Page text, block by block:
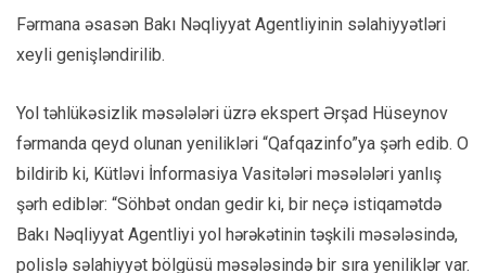
Fərmana əsasən Bakı Nəqliyyat Agentliyinin səlahiyyətləri
xeyli genişləndirilib.
Yol təhlükəsizlik məsələləri üzrə ekspert Ərşad Hüseynov
fərmanda qeyd olunan yenilikləri “Qafqazinfo”ya şərh edib. O
bildirib ki, Kütləvi İnformasiya Vasitələri məsələləri yanlış
şərh ediblər: “Söhbət ondan gedir ki, bir neçə istiqamətdə
Bakı Nəqliyyat Agentliyi yol hərəkətinin təşkili məsələsində,
polislə səlahiyyət bölgüsü məsələsində bir sıra yeniliklər var.